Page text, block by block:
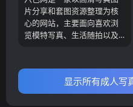
集内容。
片分享和套图资源整理为核
心的网站，主要面向喜欢浏
览模特写真、生活随拍以及
了大量写真图集资源，包括
ROSI写真系列、日常随拍系
列以及各种风格的成人写真
显示所有成人写